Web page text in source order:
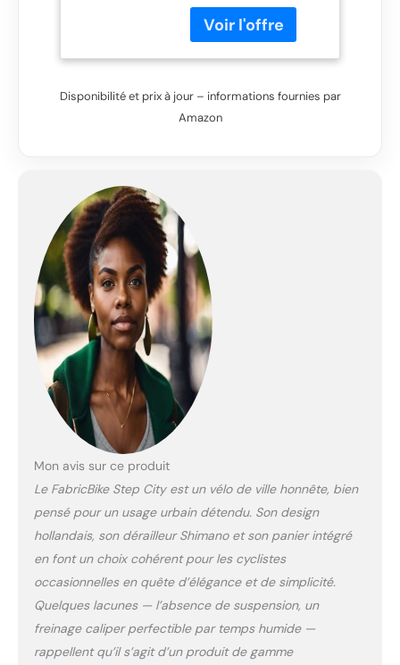
externe Shimano
Revoshift Grip-Twist
Shifter 7 vitesses Jeu
de freins FabricBike by
réflecteurs
Disponibilité et prix à jour – informations fournies par
Amazon
Mon avis sur ce produit
Le FabricBike Step City est un vélo de ville honnête, bien
pensé pour un usage urbain détendu. Son design
hollandais, son dérailleur Shimano et son panier intégré
en font un choix cohérent pour les cyclistes
occasionnelles en quête d’élégance et de simplicité.
Quelques lacunes — l’absence de suspension, un
freinage caliper perfectible par temps humide —
rappellent qu’il s’agit d’un produit de gamme